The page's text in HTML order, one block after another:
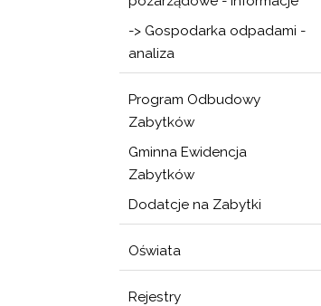
-> Gospodarka odpadami -
analiza
Program Odbudowy
Zabytków
Gminna Ewidencja
Zabytków
Dodatcje na Zabytki
Oświata
Rejestry